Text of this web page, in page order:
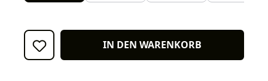
IN DEN WARENKORB